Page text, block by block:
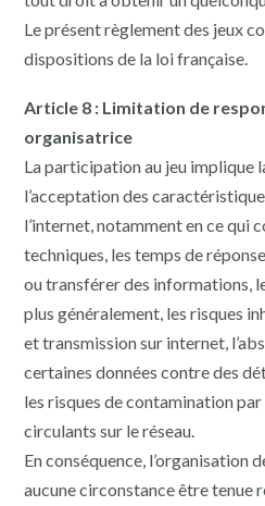
Le présent règlement des jeux
dispositions de la loi française.
Article 8 : Limitation de
organisatrice
La participation au jeu implique
l’acceptation des
l’internet, notamment en ce qui
techniques, les temps de
ou transférer des informations,
plus généralement, les risques
et transmission sur internet,
certaines données contre des
les risques de contamination
circulants sur le réseau.
En conséquence, l’organisation
aucune circonstance être tenue